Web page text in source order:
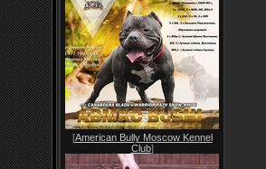
[American Bully Moscow Kennel
Club]